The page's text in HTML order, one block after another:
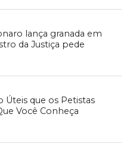
lança granada em
da Justiça pede
Úteis que os Petistas
Você Conheça